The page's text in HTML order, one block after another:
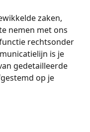
zaken,
nemen met ons
rechtsonder
is je
gedetailleerde
op je